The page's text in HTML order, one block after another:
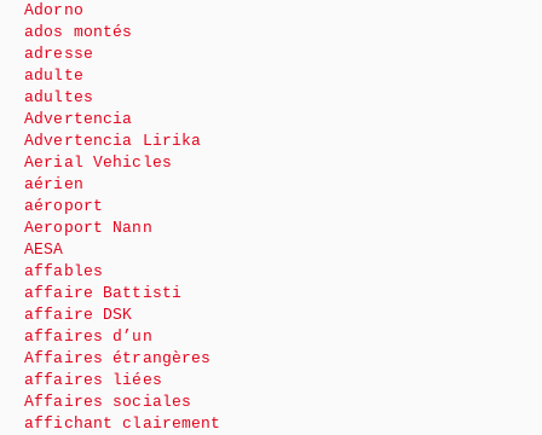
Adorno
ados montés
adresse
adulte
adultes
Advertencia
Advertencia Lirika
Aerial Vehicles
aérien
aéroport
Aeroport Nann
AESA
affables
affaire Battisti
affaire DSK
affaires d’un
Affaires étrangères
affaires liées
Affaires sociales
affichant clairement